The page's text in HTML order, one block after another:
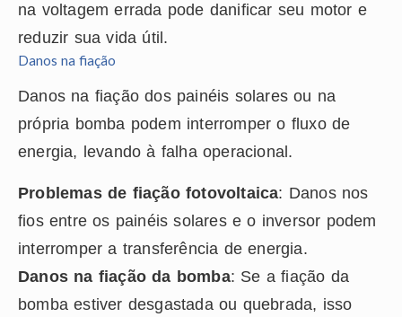
na voltagem errada pode danificar seu motor e
reduzir sua vida útil.
Danos na fiação
Danos na fiação dos painéis solares ou na
própria bomba podem interromper o fluxo de
energia, levando à falha operacional.
Problemas de fiação fotovoltaica: Danos nos
fios entre os painéis solares e o inversor podem
interromper a transferência de energia.
Danos na fiação da bomba: Se a fiação da
bomba estiver desgastada ou quebrada, isso